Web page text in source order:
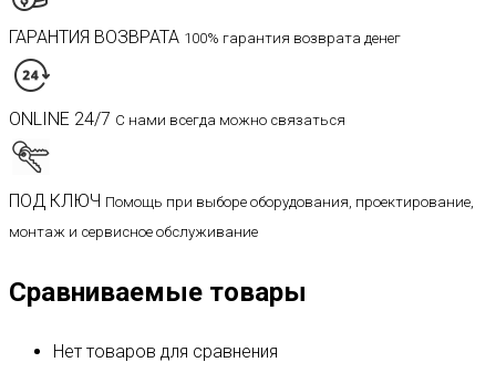
ГАРАНТИЯ ВОЗВРАТА 100% гарантия возврата денег
ONLINE 24/7 С нами всегда можно связаться
ПОД КЛЮЧ Помощь при выборе оборудования, проектирование,
монтаж и сервисное обслуживание
Сравниваемые товары
Нет товаров для сравнения